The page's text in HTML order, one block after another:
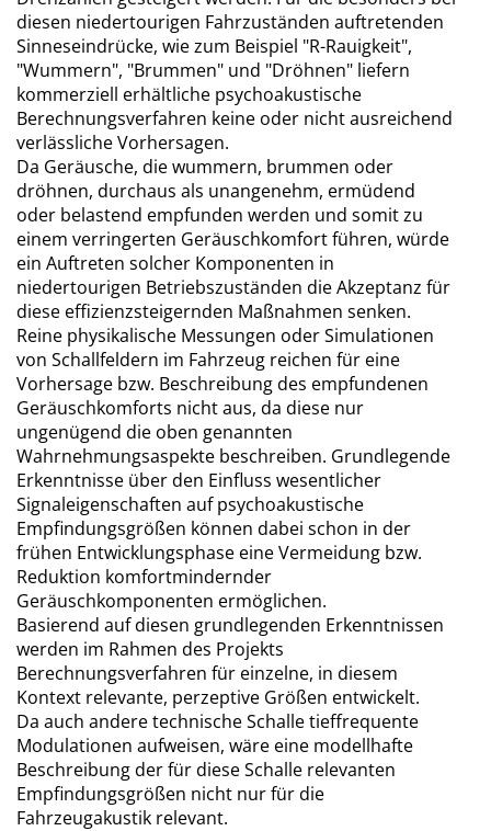
diesen niedertourigen Fahrzuständen auftretenden
Sinneseindrücke, wie zum Beispiel "R-Rauigkeit",
"Wummern", "Brummen" und "Dröhnen" liefern
kommerziell erhältliche psychoakustische
Berechnungsverfahren keine oder nicht ausreichend
verlässliche Vorhersagen.
Da Geräusche, die wummern, brummen oder
dröhnen, durchaus als unangenehm, ermüdend
oder belastend empfunden werden und somit zu
einem verringerten Geräuschkomfort führen, würde
ein Auftreten solcher Komponenten in
niedertourigen Betriebszuständen die Akzeptanz für
diese effizienzsteigernden Maßnahmen senken.
Reine physikalische Messungen oder Simulationen
von Schallfeldern im Fahrzeug reichen für eine
Vorhersage bzw. Beschreibung des empfundenen
Geräuschkomforts nicht aus, da diese nur
ungenügend die oben genannten
Wahrnehmungsaspekte beschreiben. Grundlegende
Erkenntnisse über den Einfluss wesentlicher
Signaleigenschaften auf psychoakustische
Empfindungsgrößen können dabei schon in der
frühen Entwicklungsphase eine Vermeidung bzw.
Reduktion komfortmindernder
Geräuschkomponenten ermöglichen.
Basierend auf diesen grundlegenden Erkenntnissen
werden im Rahmen des Projekts
Berechnungsverfahren für einzelne, in diesem
Kontext relevante, perzeptive Größen entwickelt.
Da auch andere technische Schalle tieffrequente
Modulationen aufweisen, wäre eine modellhafte
Beschreibung der für diese Schalle relevanten
Empfindungsgrößen nicht nur für die
Fahrzeugakustik relevant.